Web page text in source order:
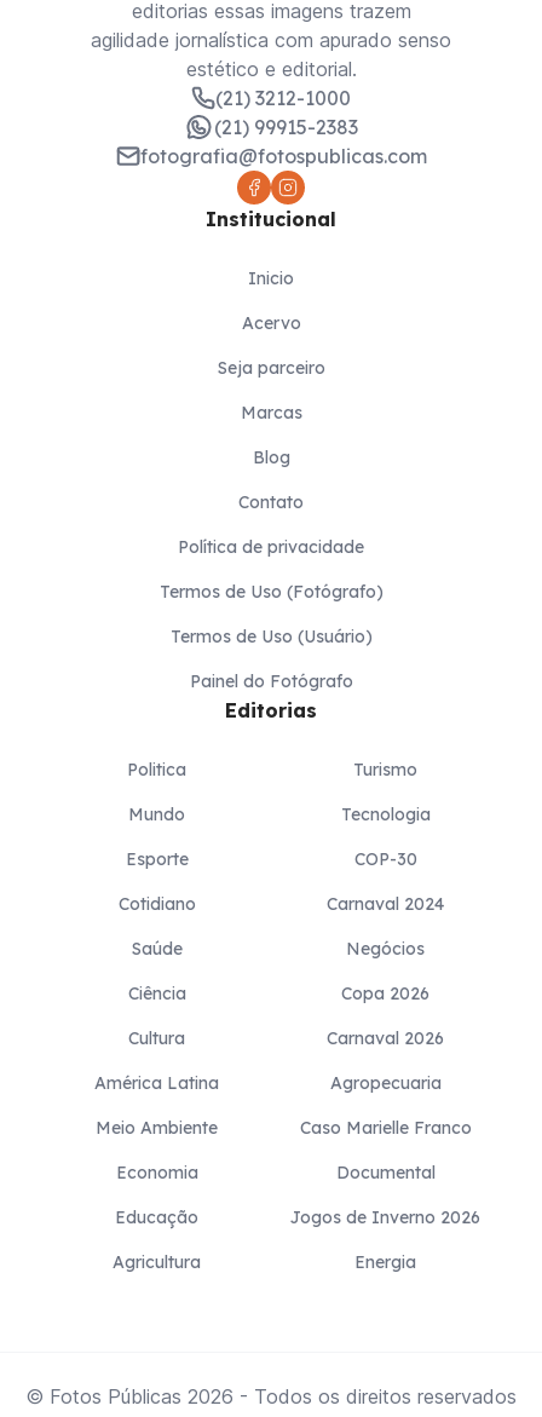
editorias essas imagens trazem
agilidade jornalística com apurado senso
estético e editorial.
(21) 3212-1000
(21) 99915-2383
fotografia@fotospublicas.com
Institucional
Inicio
Acervo
Seja parceiro
Marcas
Blog
Contato
Política de privacidade
Termos de Uso (Fotógrafo)
Termos de Uso (Usuário)
Painel do Fotógrafo
Editorias
Politica
Mundo
Esporte
Cotidiano
Saúde
Ciência
Cultura
América Latina
Meio Ambiente
Economia
Educação
Agricultura
Turismo
Tecnologia
COP-30
Carnaval 2024
Negócios
Copa 2026
Carnaval 2026
Agropecuaria
Caso Marielle Franco
Documental
Jogos de Inverno 2026
Energia
© Fotos Públicas 2026 - Todos os direitos reservados